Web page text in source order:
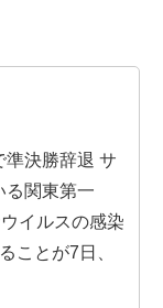
準決勝辞退 サ
る関東第一
イルスの感染
ことが7日、